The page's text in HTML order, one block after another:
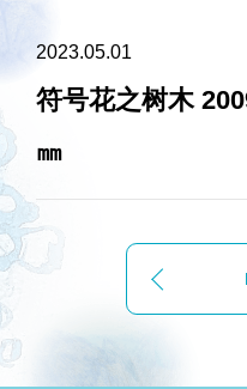
2023.05.01
符号花之树木
㎜ 彩色